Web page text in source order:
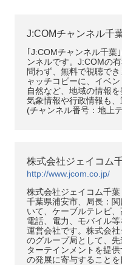
J:COMチャンネル千
｢J:COMチャンネル千
ンネルです。J:COMの
問わず、無料で視聴で
ャッチコピーに、イベ
自然など、地域の情報
気象情報や行政情報も、
(チャンネル番号：地上
株式会社ジェイコム
http://www.jcom.co.jp/
株式会社ジェイコム千
千葉県浦安市、局長：
いて、ケーブルテレビ
電話、電力、モバイル
運営会社です。株式会社
のグループ局として、
ターテインメントを提
の発展に寄与することを